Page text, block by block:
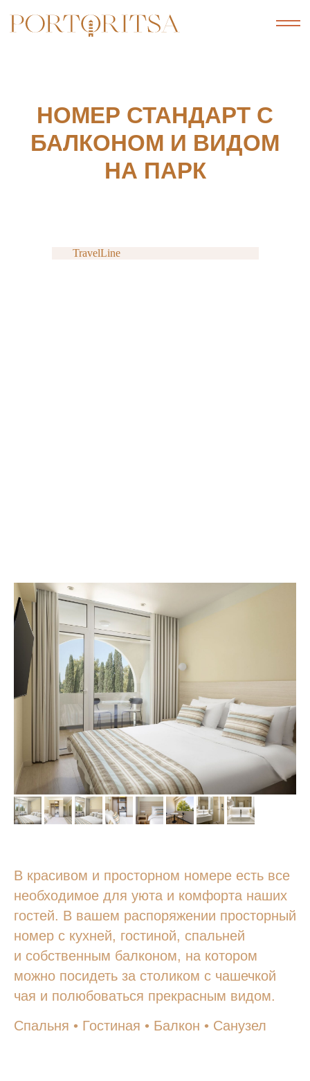
НОМЕР СТАНДАРТ С
БАЛКОНОМ И ВИДОМ
НА ПАРК
TravelLine
В красивом и просторном номере есть все
необходимое для уюта и комфорта наших
гостей. В вашем распоряжении просторный
номер с кухней, гостиной, спальней
и собственным балконом, на котором
можно посидеть за столиком с чашечкой
чая и полюбоваться прекрасным видом.
Спальня • Гостиная • Балкон • Санузел